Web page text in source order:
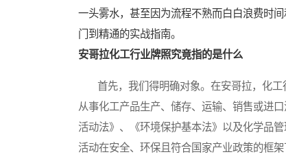
一头雾水，甚至因为流程不熟而白白浪费时
门到精通的实战指南。
安哥拉化工行业牌照究竟指的是什么
首先，我们得明确对象。在安哥拉，化工
从事化工产品生产、储存、运输、销售或进
活动法》、《环境保护基本法》以及化学品
活动在安全、环保且符合国家产业政策的框